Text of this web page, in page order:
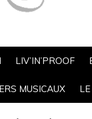
LIV’IN’PROOF
MUSICAUX